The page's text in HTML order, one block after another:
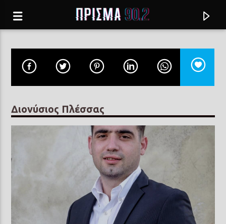
ΠΑΜΕ ΓΙΑ ΥΠΝΟ, ΚΑΤΕΡΙΝΑ
ΓΙΑΝΝΗΣ ΠΟΥΛΟΠΟΥΛΟΣ
Διονύσιος Πλέσσας